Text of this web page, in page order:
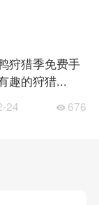
狩猎季免费手
趣的狩猎...
24 676